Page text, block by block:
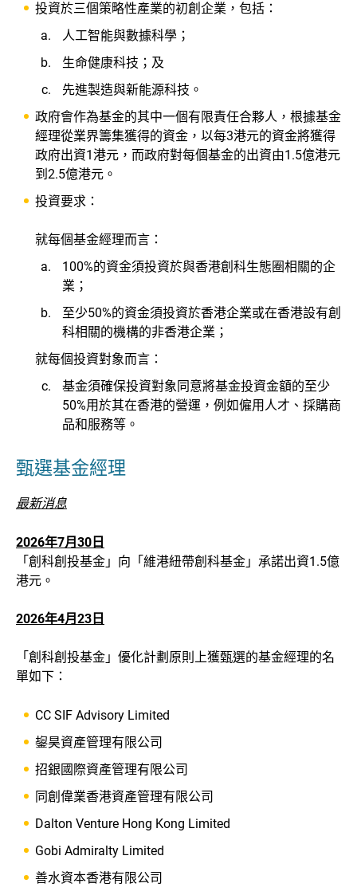
投資於三個策略性產業的初創企業，包括：
人工智能與數據科學；
生命健康科技；及
先進製造與新能源科技。
政府會作為基金的其中一個有限責任合夥人，根據基金
經理從業界籌集獲得的資金，以每3港元的資金將獲得
政府出資1港元，而政府對每個基金的出資由1.5億港元
到2.5億港元。
投資要求：
就每個基金經理而言：
100%的資金須投資於與香港創科生態圈相關的企
業；
至少50%的資金須投資於香港企業或在香港設有創
科相關的機構的非香港企業；
就每個投資對象而言：
基金須確保投資對象同意將基金投資金額的至少
50%用於其在香港的營運，例如僱用人才、採購商
品和服務等。
甄選基金經理
最新消息
2026年7月30日
「創科創投基金」向「維港紐帶創科基金」承諾出資1.5億
港元。
2026年4月23日
「創科創投基金」優化計劃原則上獲甄選的基金經理的名
單如下：
CC SIF Advisory Limited
鋆昊資產管理有限公司
招銀國際資產管理有限公司
同創偉業香港資產管理有限公司
Dalton Venture Hong Kong Limited
Gobi Admiralty Limited
善水資本香港有限公司